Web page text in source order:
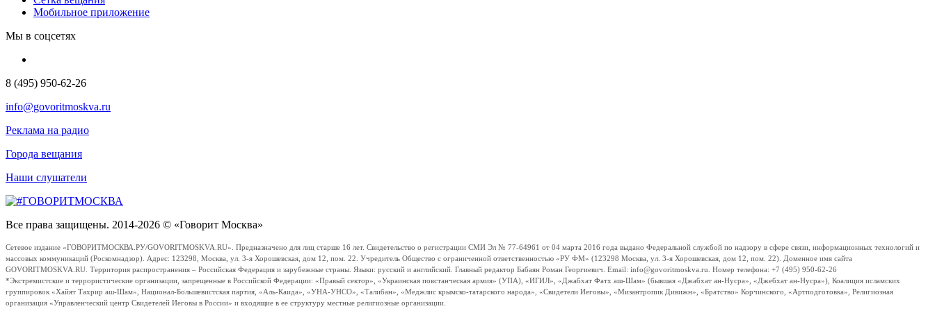
Мобильное приложение
Мы в соцсетях
8 (495) 950-62-26
info@govoritmoskva.ru
Реклама на радио
Города вещания
Наши слушатели
Все права защищены. 2014-2026 © «Говорит Москва»
Сетевое издание «ГОВОРИТМОСКВА.РУ/GOVORITMOSKVA.RU». Предназначено для лиц старше 16 лет. Свидетельство о регистрации СМИ Эл № 77-64961 от 04 марта 2016 года выдано Федеральной службой по надзору в сфере связи, информационных технологий и
массовых коммуникаций (Роскомнадзор). Адрес: 123298, Москва, ул. 3-я Хорошевская, дом 12, пом. 22. Учредитель Общество с ограниченной ответственностью «РУ ФМ» (123298 Москва, ул. 3-я Хорошевская, дом 12, пом. 22). Доменное имя сайта
GOVORITMOSKVA.RU. Территория распространения – Российская Федерация и зарубежные страны. Языки: русский и английский. Главный редактор Бабаян Роман Георгиевич. Email: info@govoritmoskva.ru. Номер телефона: +7 (495) 950-62-26
*Экстремистские и террористические организации, запрещенные в Российской Федерации: «Правый сектор», «Украинская повстанческая армия» (УПА), «ИГИЛ», «Джабхат Фатх аш-Шам» (бывшая «Джабхат ан-Нусра», «Джебхат ан-Нусра»), Коалиция исламских
группировок «Хайят Тахрир аш-Шам», Национал-Большевистская партия, «Аль-Каида», «УНА-УНСО», «Талибан», «Меджлис крымско-татарского народа», «Свидетели Иеговы», «Мизантропик Дивижн», «Братство» Корчинского, «Артподготовка», Религиозная
организация «Управленческий центр Свидетелей Иеговы в России» и входящие в ее структуру местные религиозные организации.